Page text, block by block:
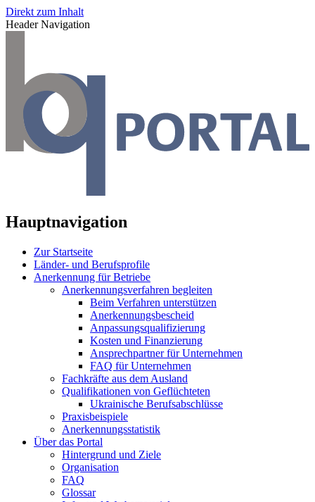
Direkt zum Inhalt
Header Navigation
Hauptnavigation
Zur Startseite
Länder- und Berufsprofile
Anerkennung für Betriebe
Anerkennungsverfahren begleiten
Beim Verfahren unterstützen
Anerkennungsbescheid
Anpassungsqualifizierung
Kosten und Finanzierung
Ansprechpartner für Unternehmen
FAQ für Unternehmen
Fachkräfte aus dem Ausland
Qualifikationen von Geflüchteten
Ukrainische Berufsabschlüsse
Praxisbeispiele
Anerkennungsstatistik
Über das Portal
Hintergrund und Ziele
Organisation
FAQ
Glossar